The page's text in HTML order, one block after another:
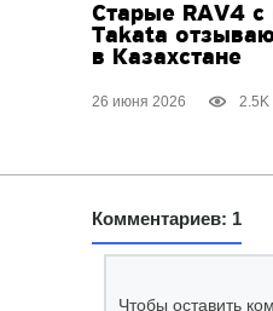
Старые RAV4
Takata
в Казахстане
26 июня 2026 2.5K
Комментариев: 1
Чтобы оставить